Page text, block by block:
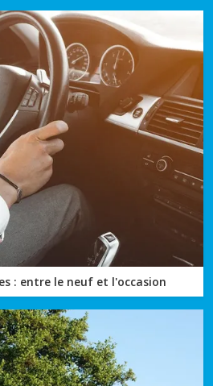
: entre le neuf et l'occasion